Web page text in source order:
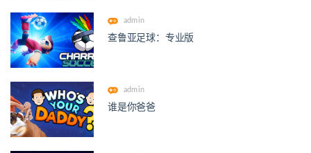
admin
查鲁亚足球：专业版
admin
谁是你爸爸